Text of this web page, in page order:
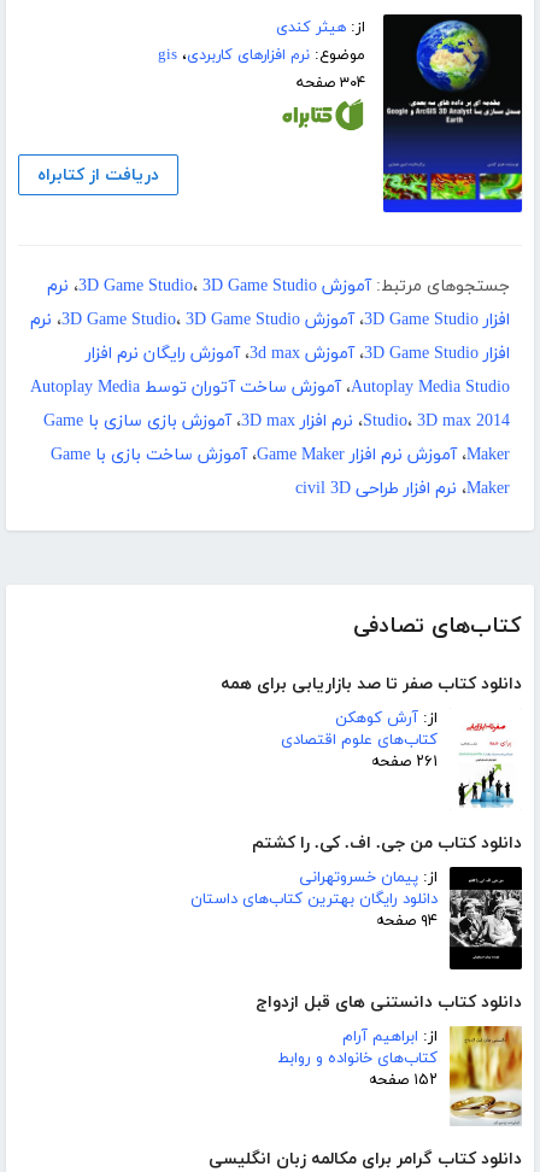
کتاب‌های تصادفی
دانلود کتاب صفر تا صد بازاریابی برای همه
از: آرش کوهکن
کتاب‌های علوم اقتصادی
۲۶۱ صفحه
دانلود کتاب من جی. اف. کی. را کشتم
از: پیمان خسروتهرانی
دانلود رایگان بهترین کتاب‌های داستان
۹۴ صفحه
دانلود کتاب دانستنی های قبل ازدواج
از: ابراهیم آرام
کتاب‌های خانواده و روابط
۱۵۲ صفحه
دانلود کتاب گرامر برای مکالمه زبان انگلیسی
از:هیثر کندی
موضوع:نرم افزارهای کاربردی،gis
۳۰۴ صفحه
دریافت از کتابراه
جستجوهای مرتبط: آموزش 3D Game Studio ، 3D Game Studio ، نرم
افزار 3D Game Studio
،آموزش 3D Game Studio ، 3D Game Studio ، نرم
افزار 3D Game Studio
،آموزش 3d max ،آموزش رایگان نرم افزار
Autoplay Media Studio،
آموزش ساخت آتوران توسط Autoplay Media
Studio، 3D max 2014 ، نرم افزار 3D max ،
آموزش بازی سازی با Game
Maker،آموزش نرم افزار Game Maker ،
آموزش ساخت بازی با Game
Maker، نرم افزار طراحی civil 3D